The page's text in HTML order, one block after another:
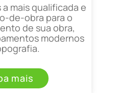
mais qualificada e
de-obra para o
de sua obra,
modernos
mais